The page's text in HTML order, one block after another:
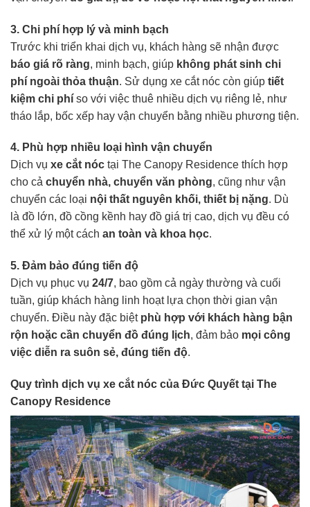
3. Chi phí hợp lý và minh bạch
Trước khi triển khai dịch vụ, khách hàng sẽ nhận được
báo giá rõ ràng, minh bạch, giúp không phát sinh chi
phí ngoài thỏa thuận. Sử dụng xe cắt nóc còn giúp tiết
kiệm chi phí so với việc thuê nhiều dịch vụ riêng lẻ, như
tháo lắp, bốc xếp hay vận chuyển bằng nhiều phương tiện.
4. Phù hợp nhiều loại hình vận chuyển
Dịch vụ xe cắt nóc tại The Canopy Residence thích hợp
cho cả chuyển nhà, chuyển văn phòng, cũng như vận
chuyển các loại nội thất nguyên khối, thiết bị nặng. Dù
là đồ lớn, đồ cồng kềnh hay đồ giá trị cao, dịch vụ đều có
thể xử lý một cách an toàn và khoa học.
5. Đảm bảo đúng tiến độ
Dịch vụ phục vụ 24/7, bao gồm cả ngày thường và cuối
tuần, giúp khách hàng linh hoạt lựa chọn thời gian vận
chuyển. Điều này đặc biệt phù hợp với khách hàng bận
rộn hoặc cần chuyển đồ đúng lịch, đảm bảo mọi công
việc diễn ra suôn sẻ, đúng tiến độ.
Quy trình dịch vụ xe cắt nóc của Đức Quyết tại The
Canopy Residence